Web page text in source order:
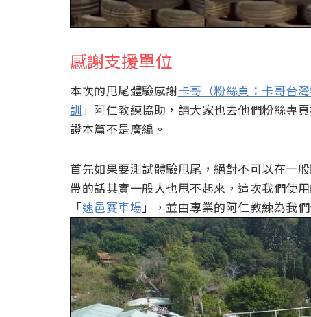
感謝支援單位
本次的甩尾體驗感謝卡哥（粉絲頁：卡哥台灣
訓」阿仁教練協助，請大家也去他們粉絲專
證本篇不是廣編。
首先如果要測試體驗甩尾，絕對不可以在一
帶的話其實一般人也甩不起來，這次我們使
「速邑賽車場 」，並由專業的阿仁教練為我們